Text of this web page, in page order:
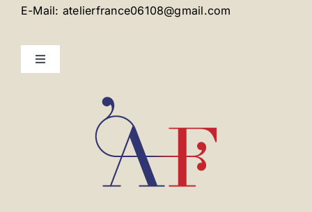
E-Mail: atelierfrance06108@gmail.com
Toggle
Mentions légales